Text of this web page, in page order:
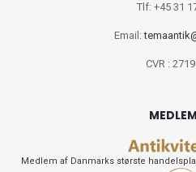
Tlf: +45 31
Email:
CVR :
Medlem af Danmarks største